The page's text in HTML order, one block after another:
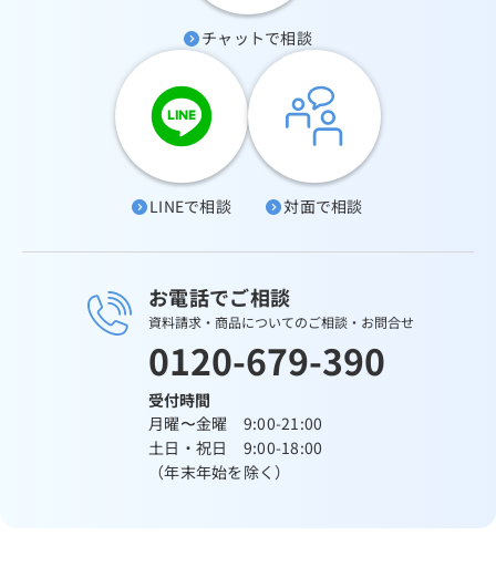
チャットで相談
LINEで相談 対面で相談
お電話でご相談
資料請求・商品についてのご相談・お問合せ
0120-679-390
受付時間
月曜〜金曜 9:00-21:00
土日・祝日 9:00-18:00
（年末年始を除く）